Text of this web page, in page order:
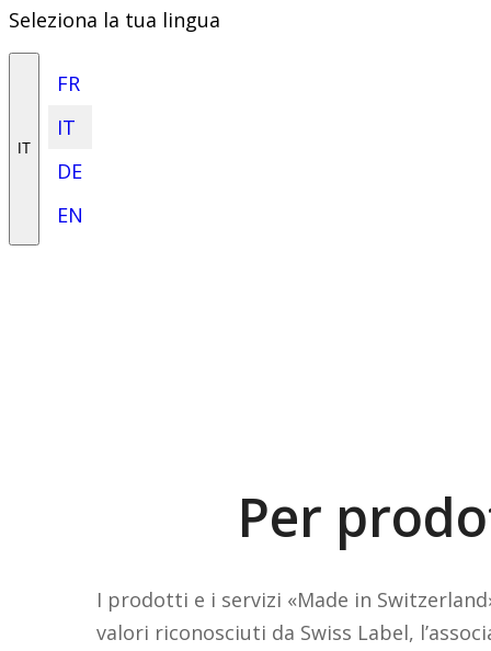
Seleziona la tua lingua
IT
FR
IT
DE
EN
Per
I prodotti e i servizi «Made in
valori riconosciuti da Swiss Label,